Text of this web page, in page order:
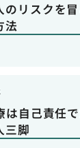
のリスクを
法
は自己責任
三脚